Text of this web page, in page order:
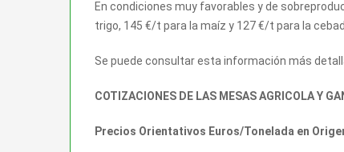
En condiciones muy favorables y de
trigo, 145 €/t para la maíz y 127 €/t para la
Se puede consultar esta información más
COTIZACIONES DE LAS MESAS AGRICOLA Y
Precios Orientativos Euros/Tonelada en